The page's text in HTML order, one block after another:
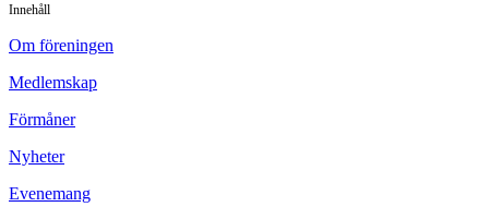
Innehåll
Om föreningen
Medlemskap
Förmåner
Nyheter
Evenemang